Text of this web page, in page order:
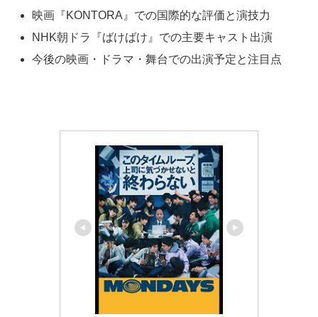
映画『KONTORA』での国際的な評価と演技力
NHK朝ドラ『ばけばけ』での主要キャスト出演
今後の映画・ドラマ・舞台での出演予定と注目点